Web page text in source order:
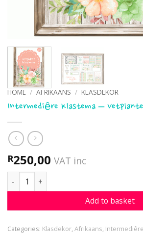
HOME / AFRIKAANS / KLASDEKOR
Intermediêre Klastema – Vetplante
R250,00 VAT inc
Intermediêre Klastema - Vetplante
Add to basket
Categories: Klasdekor,Afrikaans,